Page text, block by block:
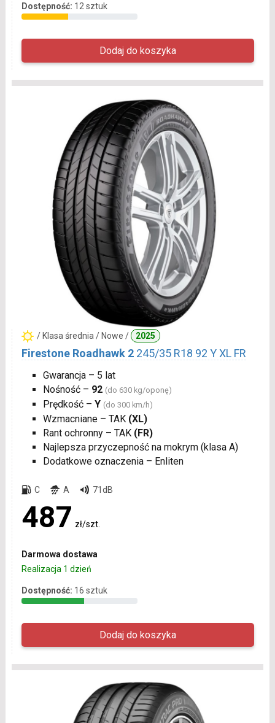
Dostępność: 12 sztuk
/ Klasa średnia / Nowe / 2025
Firestone Roadhawk 2 245/35 R18 92 Y XL FR
Gwarancja – 5 lat
Nośność – 92 (do 630 kg/oponę)
Prędkość – Y (do 300 km/h)
Wzmacniane – TAK (XL)
Rant ochronny – TAK (FR)
Najlepsza przyczepność na mokrym (klasa A)
Dodatkowe oznaczenia – Enliten
C A 71dB
487 zł/szt.
Darmowa dostawa
Realizacja 1 dzień
Dostępność: 16 sztuk